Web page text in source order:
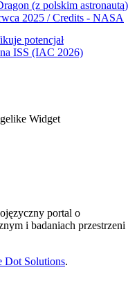
potencjał
ISS (IAC 2026)
portal o
i badaniach przestrzeni
Dot Solutions.